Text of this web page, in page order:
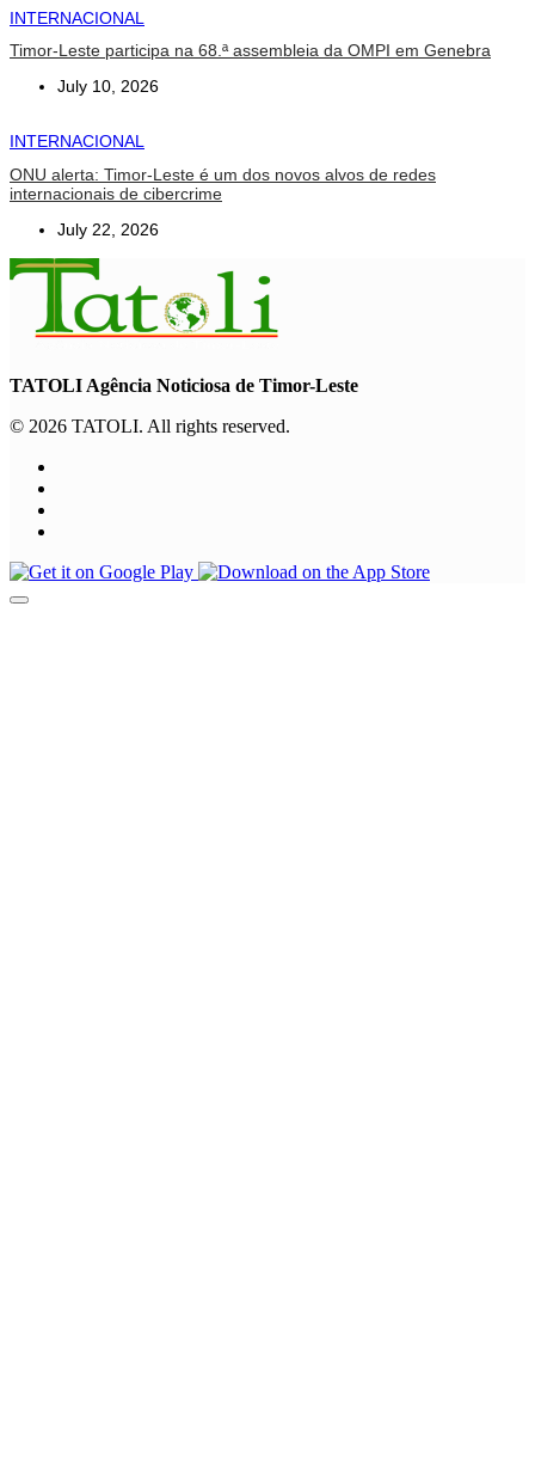
INTERNACIONAL
Timor-Leste participa na 68.ª assembleia da OMPI em Genebra
July 10, 2026
INTERNACIONAL
ONU alerta: Timor-Leste é um dos novos alvos de redes
internacionais de cibercrime
July 22, 2026
TATOLI Agência Noticiosa de Timor-Leste
© 2026 TATOLI. All rights reserved.